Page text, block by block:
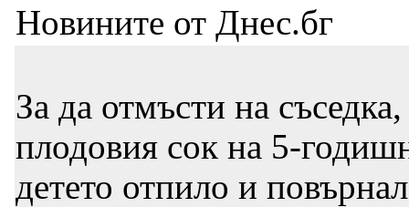
Новините от Днес.бг
За да отмъсти на
плодовия сок на 5-
детето отпило и